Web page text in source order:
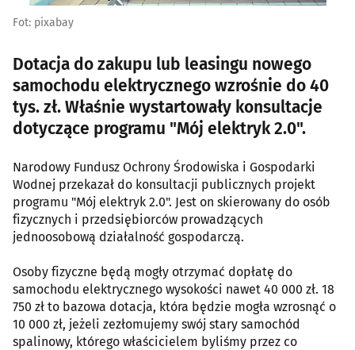
Fot: pixabay
Dotacja do zakupu lub leasingu nowego
samochodu elektrycznego wzrośnie do 40
tys. zł. Właśnie wystartowały konsultacje
dotyczące programu "Mój elektryk 2.0".
Narodowy Fundusz Ochrony Środowiska i Gospodarki
Wodnej przekazał do konsultacji publicznych projekt
programu "Mój elektryk 2.0". Jest on skierowany do osób
fizycznych i przedsiębiorców prowadzących
jednoosobową działalność gospodarczą.
Osoby fizyczne będą mogły otrzymać dopłatę do
samochodu elektrycznego wysokości nawet 40 000 zł. 18
750 zł to bazowa dotacja, która będzie mogła wzrosnąć o
10 000 zł, jeżeli zezłomujemy swój stary samochód
spalinowy, którego właścicielem byliśmy przez co